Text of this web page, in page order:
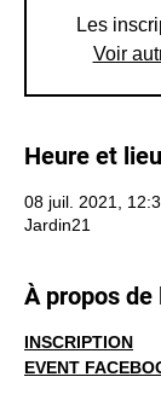
Les
Voir
Heure et lieu
08 juil. 2021,
Jardin21
À propos
INSCRIPTION
EVENT